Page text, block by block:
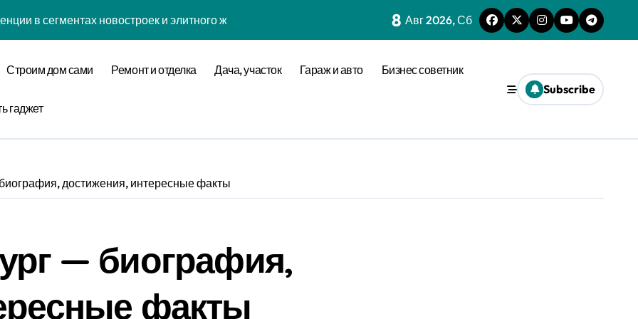
в сегментах новостроек и элитного жилья
улице 24
металлопроката
бизнес-класса у метро Павелецкая
для современного загородного строительства
и сервисных станций на крупных проспектах
8 Авг 2026, Сб
Строим дом сами Ремонт и отделка Дача, участок Гараж и авто Бизнес советник
гаджет
Subscribe
достижения, интересные факты
— биография,
факты